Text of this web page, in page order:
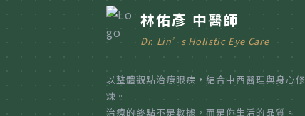
林佑彥 中醫師
Dr. Lin’s Holistic Eye Care
以整體觀點治療眼疾，結合中西醫理與身心修
煉。
治療的終點不是數據，而是你生活的品質。